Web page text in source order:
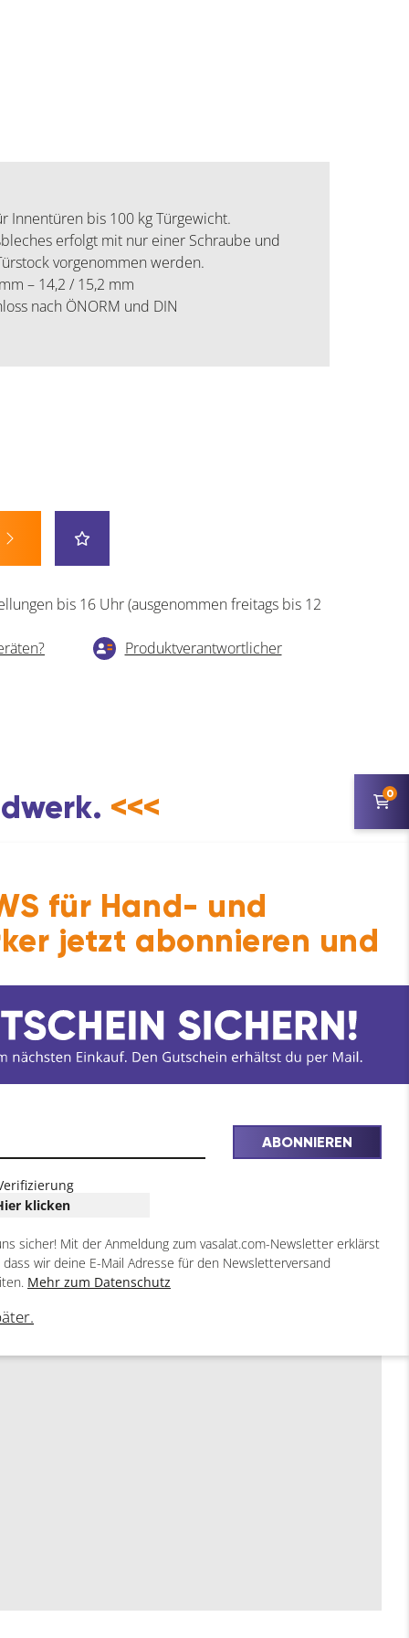
Innentüren bis 100 kg Türgewicht.
erfolgt mit nur einer Schraube und
vorgenommen werden.
– 14,2 / 15,2 mm
nach ÖNORM und DIN
bis 16 Uhr (ausgenommen freitags bis 12
Produktverantwortlicher
<<< 0
für Hand- und
jetzt abonnieren und
ABONNIEREN
klicken
sicher! Mit der Anmeldung zum vasalat.com-Newsletter erklärst
wir deine E-Mail Adresse für den Newsletterversand
Mehr zum Datenschutz